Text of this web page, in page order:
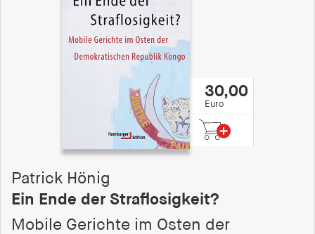
30,00
Euro
Patrick Hönig
Ein Ende der Straflosigkeit?
Mobile Gerichte im Osten der